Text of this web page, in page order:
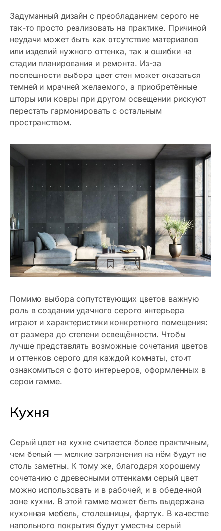
Задуманный дизайн с преобладанием серого не
так-то просто реализовать на практике. Причиной
неудачи может быть как отсутствие материалов
или изделий нужного оттенка, так и ошибки на
стадии планирования и ремонта. Из-за
поспешности выбора цвет стен может оказаться
темней и мрачней желаемого, а приобретённые
шторы или ковры при другом освещении рискуют
перестать гармонировать с остальным
пространством.
Помимо выбора сопутствующих цветов важную
роль в создании удачного серого интерьера
играют и характеристики конкретного помещения:
от размера до степени освещённости. Чтобы
лучше представлять возможные сочетания цветов
и оттенков серого для каждой комнаты, стоит
ознакомиться с фото интерьеров, оформленных в
серой гамме.
Кухня
Серый цвет на кухне считается более практичным,
чем белый — мелкие загрязнения на нём будут не
столь заметны. К тому же, благодаря хорошему
сочетанию с древесными оттенками серый цвет
можно использовать и в рабочей, и в обеденной
зоне кухни. В этой гамме может быть выдержана
кухонная мебель, столешницы, фартук. В качестве
напольного покрытия будут уместны серый